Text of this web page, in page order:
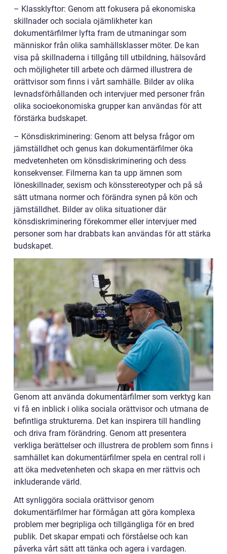
– Klassklyftor: Genom att fokusera på ekonomiska
skillnader och sociala ojämlikheter kan
dokumentärfilmer lyfta fram de utmaningar som
människor från olika samhällsklasser möter. De kan
visa på skillnaderna i tillgång till utbildning, hälsovård
och möjligheter till arbete och därmed illustrera de
orättvisor som finns i vårt samhälle. Bilder av olika
levnadsförhållanden och intervjuer med personer från
olika socioekonomiska grupper kan användas för att
förstärka budskapet.
– Könsdiskriminering: Genom att belysa frågor om
jämställdhet och genus kan dokumentärfilmer öka
medvetenheten om könsdiskriminering och dess
konsekvenser. Filmerna kan ta upp ämnen som
löneskillnader, sexism och könsstereotyper och på så
sätt utmana normer och förändra synen på kön och
jämställdhet. Bilder av olika situationer där
könsdiskriminering förekommer eller intervjuer med
personer som har drabbats kan användas för att stärka
budskapet.
Genom att använda dokumentärfilmer som verktyg kan
vi få en inblick i olika sociala orättvisor och utmana de
befintliga strukturerna. Det kan inspirera till handling
och driva fram förändring. Genom att presentera
verkliga berättelser och illustrera de problem som finns i
samhället kan dokumentärfilmer spela en central roll i
att öka medvetenheten och skapa en mer rättvis och
inkluderande värld.
Att synliggöra sociala orättvisor genom
dokumentärfilmer har förmågan att göra komplexa
problem mer begripliga och tillgängliga för en bred
publik. Det skapar empati och förståelse och kan
påverka vårt sätt att tänka och agera i vardagen.